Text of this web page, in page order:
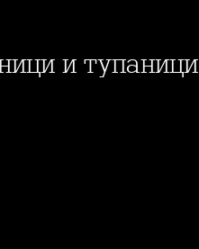
и тупаници